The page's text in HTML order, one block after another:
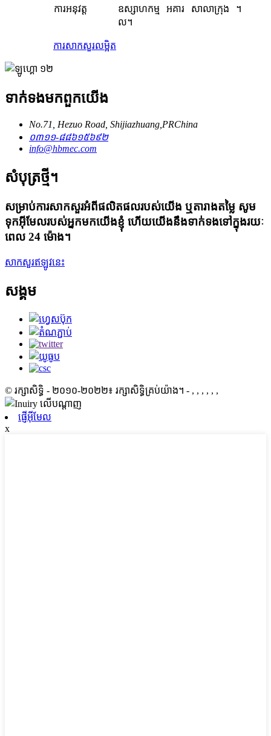
ការអនុវត្ត
ឧស្សាហកម្ម អគារ សាលាក្រុង ។
ល។
ការសាកសួរលម្អិត
ទាក់ទង​មក​ពួក​យើង
No.71, Hezuo Road, Shijiazhuang,PRChina
០៣១១-៨៨៦១៥៦៩២
info@hbmec.com
សំបុត្រថ្មី។
សម្រាប់ការសាកសួរអំពីផលិតផលរបស់យើង ឬតារាងតម្លៃ សូម
ទុកអ៊ីមែលរបស់អ្នកមកយើងខ្ញុំ ហើយយើងនឹងទាក់ទងទៅក្នុងរយៈ
ពេល 24 ម៉ោង។
សាកសួរឥឡូវនេះ
សង្គម
© រក្សាសិទ្ធិ - ២០១០-២០២២៖ រក្សាសិទ្ធិគ្រប់យ៉ាង។ - , , , , , ,
ផ្ញើអ៊ីមែល
x